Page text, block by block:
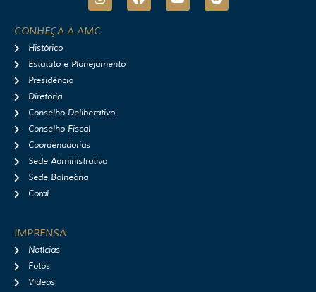
n
t
r
a
o
p
CONHEÇA A AMC
Histórico
Estatuto e Planejamento
Presidência
Diretoria
Conselho Deliberativo
Conselho Fiscal
Coordenadorias
Sede Administrativa
Sede Balneária
Coral
IMPRENSA
Notícias
Fotos
Vídeos